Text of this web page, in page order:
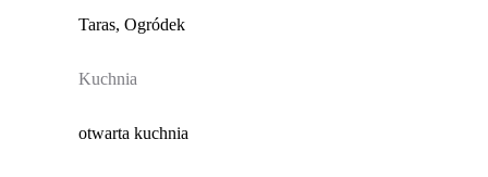
Taras, Ogródek
Kuchnia
otwarta kuchnia